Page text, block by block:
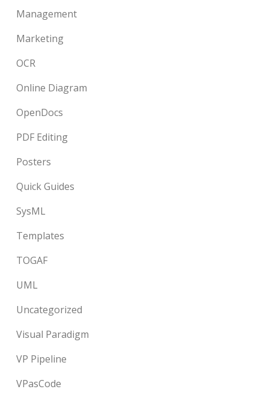
Management
Marketing
OCR
Online Diagram
OpenDocs
PDF Editing
Posters
Quick Guides
SysML
Templates
TOGAF
UML
Uncategorized
Visual Paradigm
VP Pipeline
VPasCode